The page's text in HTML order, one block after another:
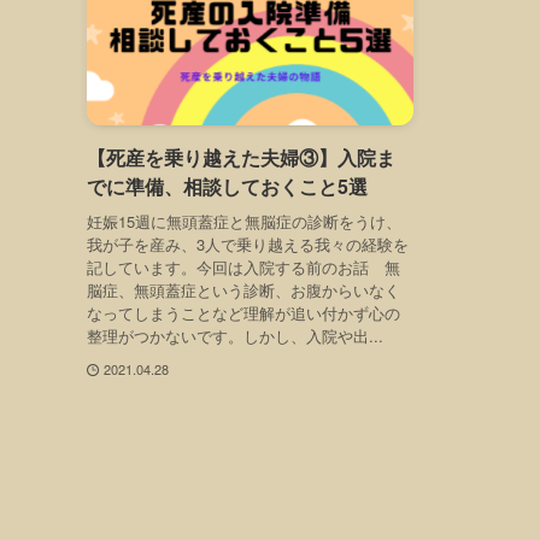
【死産を乗り越えた夫婦③】入院ま
でに準備、相談しておくこと5選
妊娠15週に無頭蓋症と無脳症の診断をうけ、
我が子を産み、3人で乗り越える我々の経験を
記しています。今回は入院する前のお話 無
脳症、無頭蓋症という診断、お腹からいなく
なってしまうことなど理解が追い付かず心の
整理がつかないです。しかし、入院や出...
2021.04.28